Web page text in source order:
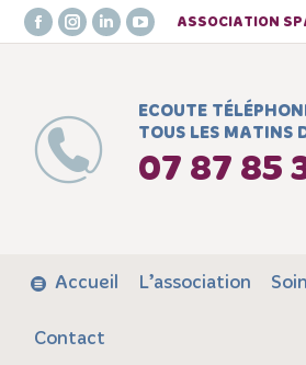
Facebook
in
new
window
Instagram
in
new
window
LinkedIn
window
YouTube
in
window
ASSOCIATION
ECOUTE
TOUS LES MATINS
07 87 85
Accueil L’association
Contact